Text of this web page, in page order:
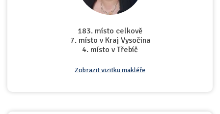
183. místo celkově
7. místo v Kraj Vysočina
4. místo v Třebíč
Zobrazit vizitku makléře